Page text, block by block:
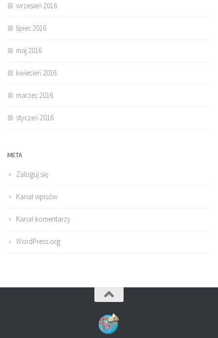
wrzesień 2016
lipiec 2016
maj 2016
kwiecień 2016
marzec 2016
styczeń 2016
META
Zaloguj się
Kanał wpisów
Kanał komentarzy
WordPress.org